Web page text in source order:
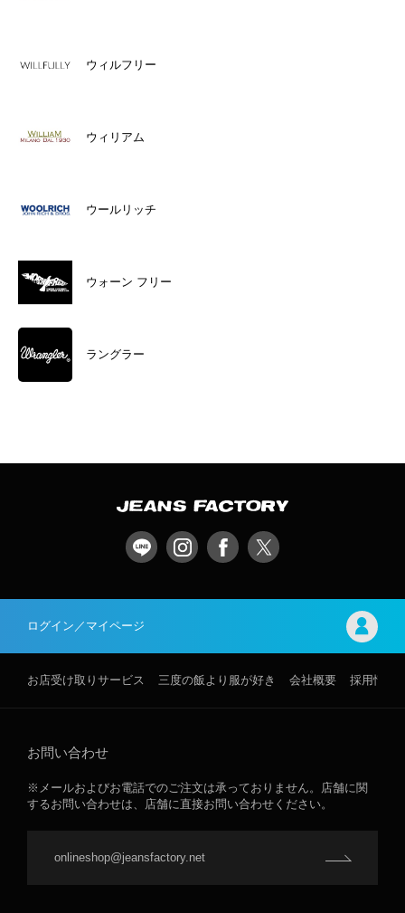
ウィルフリー
ウィリアム
ウールリッチ
ウォーン フリー
ラングラー
ログイン／マイページ
お店受け取りサービス 三度の飯より服が好き 会社概要 採用情報
お問い合わせ
※メールおよびお電話でのご注文は承っておりません。店舗に関
するお問い合わせは、店舗に直接お問い合わせください。
onlineshop@jeansfactory.net